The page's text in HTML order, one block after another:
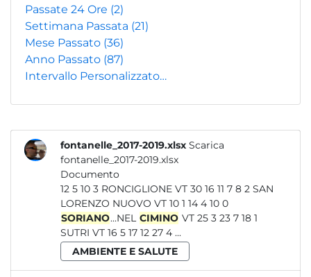
Passate 24 Ore (2)
Settimana Passata (21)
Mese Passato (36)
Anno Passato (87)
Intervallo Personalizzato…
fontanelle_2017-2019.xlsx Scarica
fontanelle_2017-2019.xlsx
Documento
12 5 10 3 RONCIGLIONE VT 30 16 11 7 8 2 SAN
LORENZO NUOVO VT 10 1 14 4 10 0
SORIANO...NEL CIMINO VT 25 3 23 7 18 1
SUTRI VT 16 5 17 12 27 4 ...
AMBIENTE E SALUTE